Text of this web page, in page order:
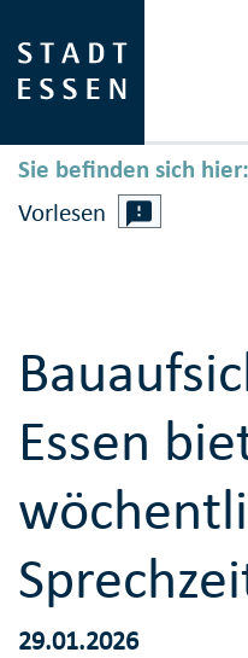
Sie befinden sich hier:
Vorlesen
Essen
29.01.2026